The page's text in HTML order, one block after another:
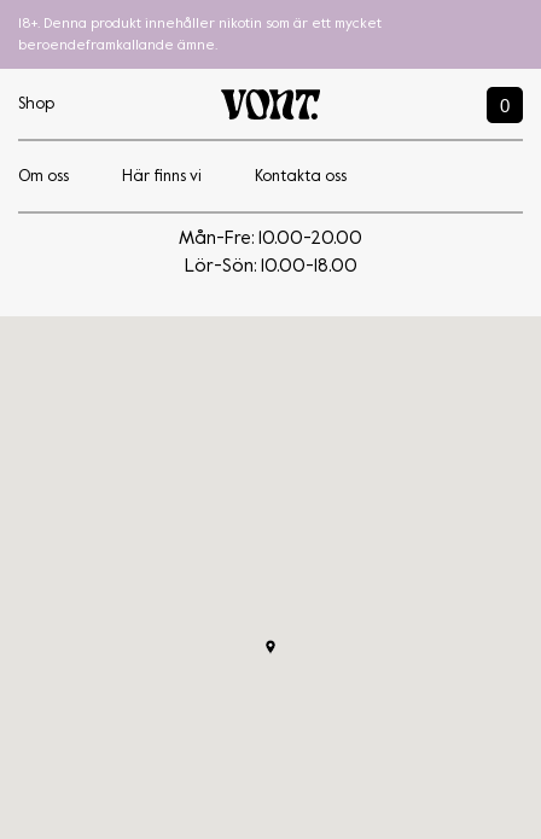
18+. Denna produkt innehåller nikotin som är ett mycket
beroendeframkallande ämne.
Shop 0
Om oss Här finns vi Kontakta oss
Liljeholmen Guld & Tobak
Mån-Fre: 10.00-20.00
Lör-Sön: 10.00-18.00